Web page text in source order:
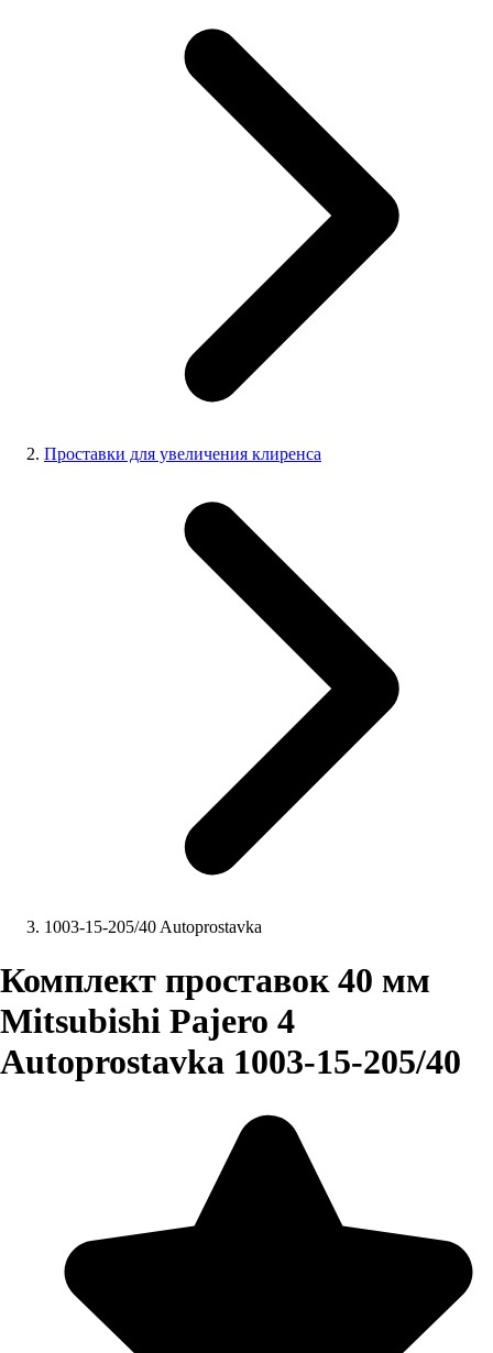
Проставки для увеличения клиренса
1003-15-205/40 Autoprostavka
Комплект проставок 40 мм
Mitsubishi Pajero 4
Autoprostavka 1003-15-205/40